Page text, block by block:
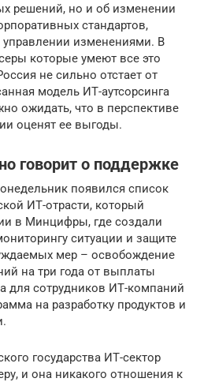
решений, но и об изменении
стандартов,
управлении изменениями. В
которые умеют все это
не сильно отстает от
модель ИТ-аутсорсинга
ожидать, что в перспективе
оценят ее выгоды.
говорит о поддержке
появился список
ИТ-отрасти, который
в Минцифры, где создали
ситуации и защите
мер – освобождение
на три года от выплаты
для сотрудников ИТ-компаний
на разработку продуктов и
государства ИТ-сектор
и она никакого отношения к